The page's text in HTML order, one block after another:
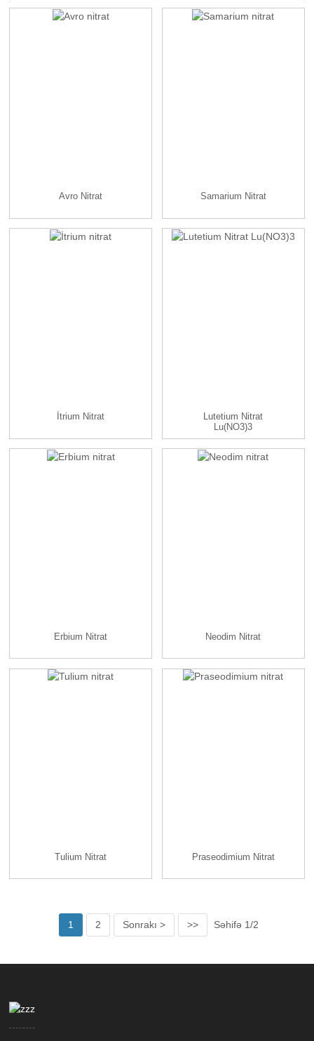
Avro Nitrat Samarium Nitrat
İtrium Nitrat
Lutetium Nitrat
Lu(NO3)3
Erbium Nitrat Neodim Nitrat
Tulium Nitrat Praseodimium Nitrat
1 2 Sonrakı > >> Səhifə 1/2